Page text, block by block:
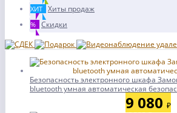
ХИТ Хиты продаж
% Скидки
Безопасность электронного шкафа
bluetooth умная автоматическая
9 080 ₽